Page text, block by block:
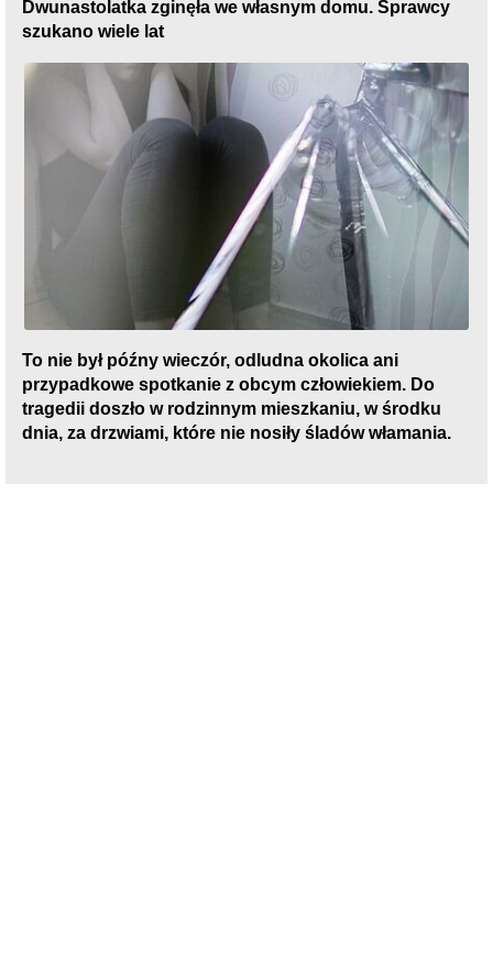
Dwunastolatka zginęła we własnym domu. Sprawcy
szukano wiele lat
To nie był późny wieczór, odludna okolica ani
przypadkowe spotkanie z obcym człowiekiem. Do
tragedii doszło w rodzinnym mieszkaniu, w środku
dnia, za drzwiami, które nie nosiły śladów włamania.